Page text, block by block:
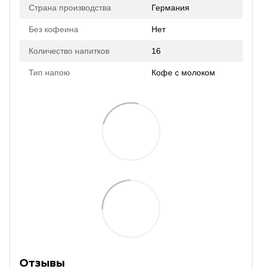
Страна производства Германия
Без кофеина Нет
Количество напитков 16
Тип напою Кофе с молоком
Отзывы